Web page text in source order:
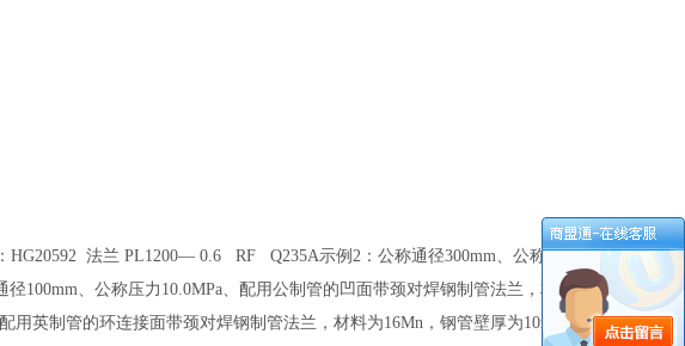
HG20592 法兰 PL1200— 0.6 RF Q235A示例2：公称通径300mm、公称压力2.5MPa、配
、公称压力10.0MPa、配用公制管的凹面带颈对焊钢制管法兰，材料为16Mn，钢
用英制管的环连接面带颈对焊钢制管法兰，材料为16Mn，钢管壁厚为10mm，其标记为：